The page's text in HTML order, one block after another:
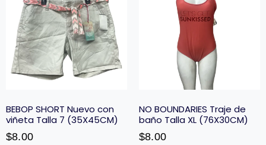
BEBOP SHORT Nuevo con
viñeta Talla 7 (35X45CM)
$8.00
NO BOUNDARIES Traje de
baño Talla XL (76X30CM)
$8.00